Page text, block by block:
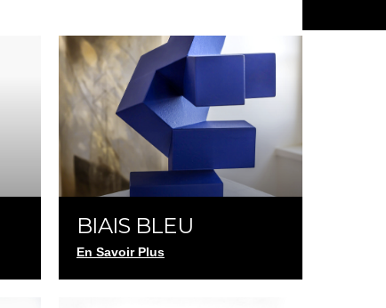
BIAIS BLEU
En Savoir Plus